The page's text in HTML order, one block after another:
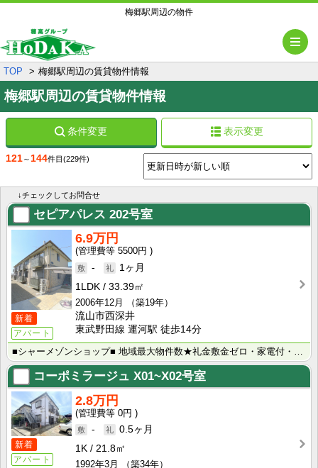
梅郷駅周辺の物件
TOP 梅郷駅周辺の賃貸物件情報
梅郷駅周辺の賃貸物件情報
条件変更 表示変更
121～144件目 (229件)
↓チェックしてお問合せ
セピアパレス 202号室
新着
アパート
6.9万円
5500円
-
1ヶ月
1LDK
33.39㎡
2006年12月
（築19年）
流山市西深井
東武野田線 運河駅 徒歩14分
■シャーメゾンショップ■ 地域最大物件数★礼金敷金ゼロ・家電付・大手ハウスメーカー施工物件・学生様向･･･
コーポミラージュ X01~X02号室
新着
アパート
2.8万円
0円
-
0.5ヶ月
1K
21.8㎡
1992年3月
（築34年）